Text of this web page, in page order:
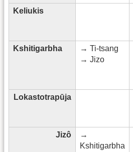
Keliukis
Kshitigarbha
→ Ti-tsang
→ Jizo
Lokastotrapūja
Jizô
→
Kshitigarbha